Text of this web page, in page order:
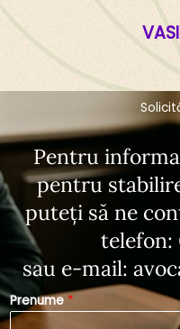
Pentru
pentru
puteți să ne
telefon:
sau e-mail:
Prenume *